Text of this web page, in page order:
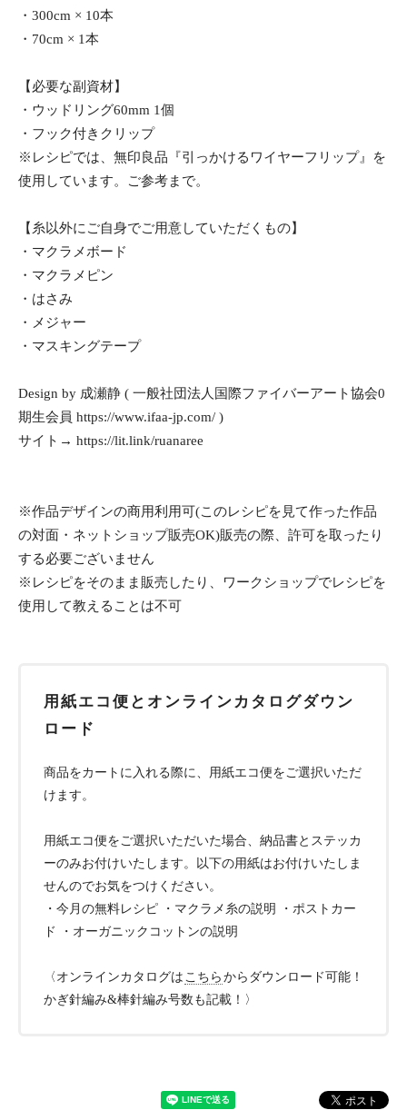
・300cm × 10本
・70cm × 1本
【必要な副資材】
・ウッドリング60mm 1個
・フック付きクリップ
※レシピでは、無印良品『引っかけるワイヤーフリップ』を
使用しています。ご参考まで。
【糸以外にご自身でご用意していただくもの】
・マクラメボード
・マクラメピン
・はさみ
・メジャー
・マスキングテープ
Design by 成瀬静 ( 一般社団法人国際ファイバーアート協会0
期生会員 https://www.ifaa-jp.com/ )
サイト→ https://lit.link/ruanaree
※作品デザインの商用利用可(このレシピを見て作った作品
の対面・ネットショップ販売OK)販売の際、許可を取ったり
する必要ございません
※レシピをそのまま販売したり、ワークショップでレシピを
使用して教えることは不可
用紙エコ便とオンラインカタログダウン
ロード
商品をカートに入れる際に、用紙エコ便をご選択いただ
けます。
用紙エコ便をご選択いただいた場合、納品書とステッカ
ーのみお付けいたします。以下の用紙はお付けいたしま
せんのでお気をつけください。
・今月の無料レシピ ・マクラメ糸の説明 ・ポストカー
ド ・オーガニックコットンの説明
〈オンラインカタログは こちら からダウンロード可能！
かぎ針編み&棒針編み号数も記載！〉